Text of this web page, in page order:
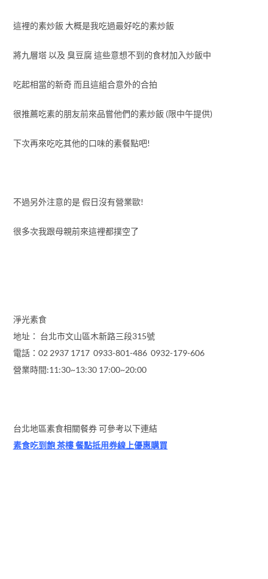
這裡的素炒飯 大概是我吃過最好吃的素炒飯
將九層塔 以及 臭豆腐 這些意想不到的食材加入炒飯中
吃起相當的新奇 而且這組合意外的合拍
很推薦吃素的朋友前來品嘗他們的素炒飯 (限中午提供)
下次再來吃吃其他的口味的素餐點吧!
不過另外注意的是 假日沒有營業歐!
很多次我跟母親前來這裡都撲空了
淨光素食
地址： 台北市文山區木新路三段315號
電話：02 2937 1717 0933-801-486 0932-179-606
營業時間:11:30~13:30 17:00~20:00
台北地區素食相關餐券 可參考以下連結
素食吃到飽 茶樓 餐點抵用券線上優惠購買